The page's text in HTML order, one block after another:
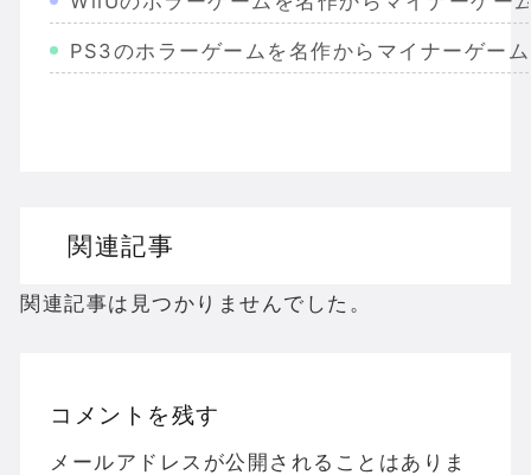
PS3のホラーゲームを名作からマイナーゲー
ドラゴンクエスト３の思い出
【聖剣伝説3】リースとアンジェラってなん
Powered by livedoor 相互RSS
関連記事
関連記事は見つかりませんでした。
コメントを残す
メールアドレスが公開されることはありま